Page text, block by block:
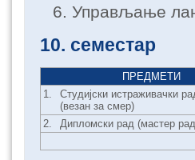
Управљање
10. семестар
ПРЕДМЕТИ
1.
Студијски истраживачки
(везан за смер)
2.
Дипломски рад (мастер